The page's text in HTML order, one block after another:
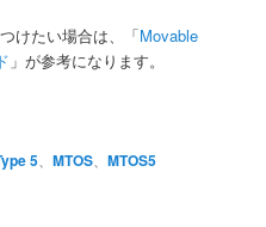
けたい場合は、「Movable
」が参考になります。
5 、MTOS 、MTOS5